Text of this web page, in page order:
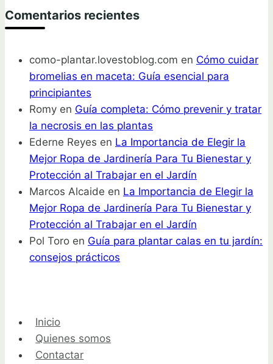
Comentarios recientes
como-plantar.lovestoblog.com en Cómo cuidar
bromelias en maceta: Guía esencial para
principiantes
Romy en Guía completa: Cómo prevenir y tratar
la necrosis en las plantas
Ederne Reyes en La Importancia de Elegir la
Mejor Ropa de Jardinería Para Tu Bienestar y
Protección al Trabajar en el Jardín
Marcos Alcaide en La Importancia de Elegir la
Mejor Ropa de Jardinería Para Tu Bienestar y
Protección al Trabajar en el Jardín
Pol Toro en Guía para plantar calas en tu jardín:
consejos prácticos
Inicio
Quienes somos
Contactar